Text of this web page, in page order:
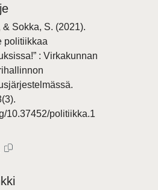
& Sokka, S. (2021).
politiikkaa
: Virkakunnan
10.37452/politiikka.1